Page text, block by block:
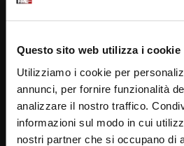
Questo sito web utilizza i cookie
Utilizziamo i cookie per
annunci, per fornire funzionalità
analizzare il nostro traffico.
informazioni sul modo in cui
nostri partner che si occupano di
06:06